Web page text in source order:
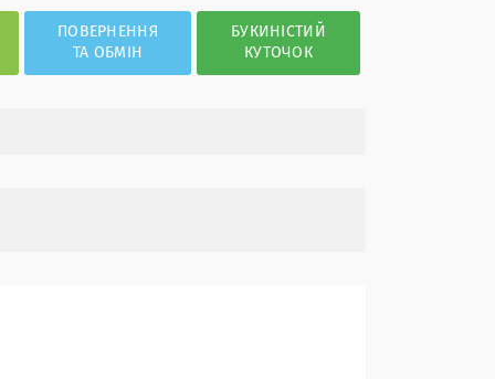
ПОВЕРНЕННЯ
ТА ОБМІН
БУКИНІСТИЙ
КУТОЧОК